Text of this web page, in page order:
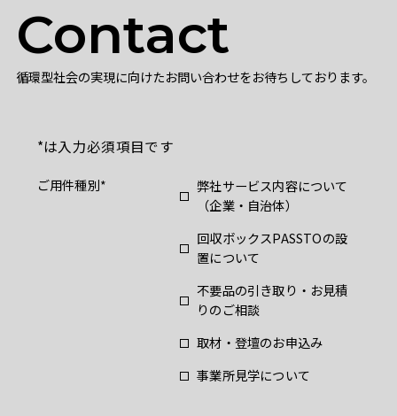
Contact
循環型社会の実現に向けたお問い合わせをお待ちしております。
*は入力必須項目です
ご用件種別
弊社サービス内容について
（企業・自治体）
回収ボックスPASSTOの設
置について
不要品の引き取り・お見積
りのご相談
取材・登壇のお申込み
事業所見学について